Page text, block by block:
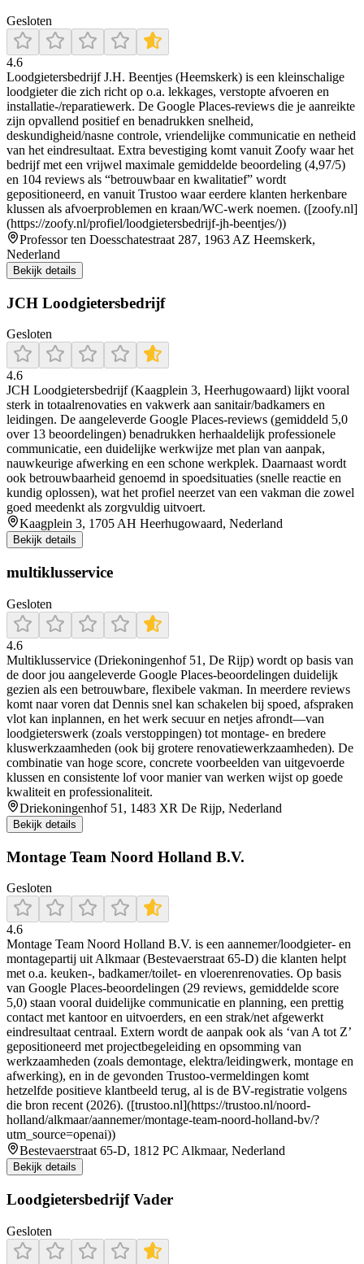
Gesloten
4.6
Loodgietersbedrijf J.H. Beentjes (Heemskerk) is een kleinschalige
loodgieter die zich richt op o.a. lekkages, verstopte afvoeren en
installatie-/reparatiewerk. De Google Places-reviews die je aanreikte
zijn opvallend positief en benadrukken snelheid,
deskundigheid/nasne controle, vriendelijke communicatie en netheid
van het eindresultaat. Extra bevestiging komt vanuit Zoofy waar het
bedrijf met een vrijwel maximale gemiddelde beoordeling (4,97/5)
en 104 reviews als “betrouwbaar en kwalitatief” wordt
gepositioneerd, en vanuit Trustoo waar eerdere klanten herkenbare
klussen als afvoerproblemen en kraan/WC-werk noemen. ([zoofy.nl]
(https://zoofy.nl/profiel/loodgietersbedrijf-jh-beentjes/))
Professor ten Doesschatestraat 287, 1963 AZ Heemskerk,
Nederland
Bekijk details
JCH Loodgietersbedrijf
Gesloten
4.6
JCH Loodgietersbedrijf (Kaagplein 3, Heerhugowaard) lijkt vooral
sterk in totaalrenovaties en vakwerk aan sanitair/badkamers en
leidingen. De aangeleverde Google Places-reviews (gemiddeld 5,0
over 13 beoordelingen) benadrukken herhaaldelijk professionele
communicatie, een duidelijke werkwijze met plan van aanpak,
nauwkeurige afwerking en een schone werkplek. Daarnaast wordt
ook betrouwbaarheid genoemd in spoedsituaties (snelle reactie en
kundig oplossen), wat het profiel neerzet van een vakman die zowel
goed meedenkt als zorgvuldig uitvoert.
Kaagplein 3, 1705 AH Heerhugowaard, Nederland
Bekijk details
multiklusservice
Gesloten
4.6
Multiklusservice (Driekoningenhof 51, De Rijp) wordt op basis van
de door jou aangeleverde Google Places-beoordelingen duidelijk
gezien als een betrouwbare, flexibele vakman. In meerdere reviews
komt naar voren dat Dennis snel kan schakelen bij spoed, afspraken
vlot kan inplannen, en het werk secuur en netjes afrondt—van
loodgieterswerk (zoals verstoppingen) tot montage- en bredere
kluswerkzaamheden (ook bij grotere renovatiewerkzaamheden). De
combinatie van hoge score, concrete voorbeelden van uitgevoerde
klussen en consistente lof voor manier van werken wijst op goede
kwaliteit en professionaliteit.
Driekoningenhof 51, 1483 XR De Rijp, Nederland
Bekijk details
Montage Team Noord Holland B.V.
Gesloten
4.6
Montage Team Noord Holland B.V. is een aannemer/loodgieter- en
montagepartij uit Alkmaar (Bestevaerstraat 65-D) die klanten helpt
met o.a. keuken-, badkamer/toilet- en vloerenrenovaties. Op basis
van Google Places-beoordelingen (29 reviews, gemiddelde score
5,0) staan vooral duidelijke communicatie en planning, een prettig
contact met kantoor en uitvoerders, en een strak/net afgewerkt
eindresultaat centraal. Extern wordt de aanpak ook als ‘van A tot Z’
gepositioneerd met projectbegeleiding en opsomming van
werkzaamheden (zoals demontage, elektra/leidingwerk, montage en
afwerking), en in de gevonden Trustoo-vermeldingen komt
hetzelfde positieve klantbeeld terug, al is de BV-registratie volgens
die bron recent (2026). ([trustoo.nl](https://trustoo.nl/noord-
holland/alkmaar/aannemer/montage-team-noord-holland-bv/?
utm_source=openai))
Bestevaerstraat 65-D, 1812 PC Alkmaar, Nederland
Bekijk details
Loodgietersbedrijf Vader
Gesloten